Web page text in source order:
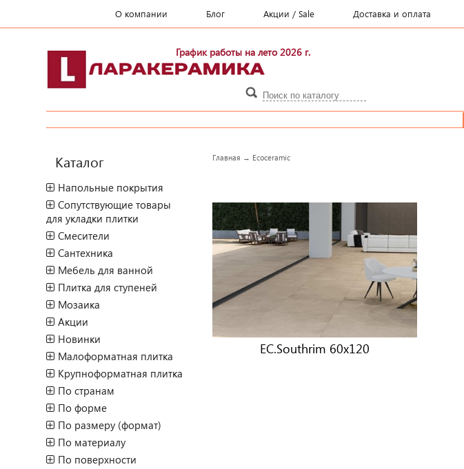
О компании Блог Акции / Sale Доставка и оплата
График работы на лето 2026 г.
Каталог
Напольные покрытия
Сопутствующие товары
для укладки плитки
Смесители
Сантехника
Мебель для ванной
Плитка для ступеней
Мозаика
Акции
Новинки
Малоформатная плитка
Крупноформатная плитка
По странам
По форме
По размеру (формат)
По материалу
По поверхности
Главная → Ecoceramic
EC.Southrim 60x120